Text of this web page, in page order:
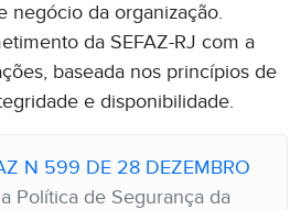
negócio da organização.
da SEFAZ-RJ com a
baseada nos princípios de
e disponibilidade.
N 599 DE 28 DEZEMBRO
Política de Segurança da